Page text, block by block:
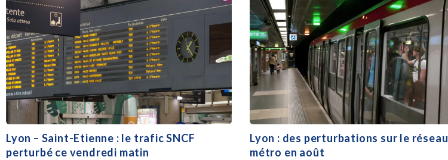
Lyon – Saint-Etienne : le trafic SNCF
perturbé ce vendredi matin
Lyon : des perturbations sur le réseau
métro en août